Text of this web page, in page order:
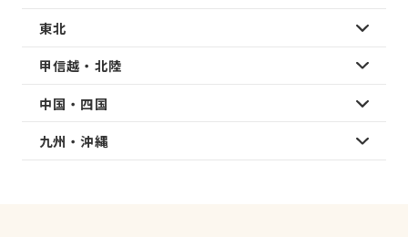
東北
甲信越・北陸
中国・四国
九州・沖縄